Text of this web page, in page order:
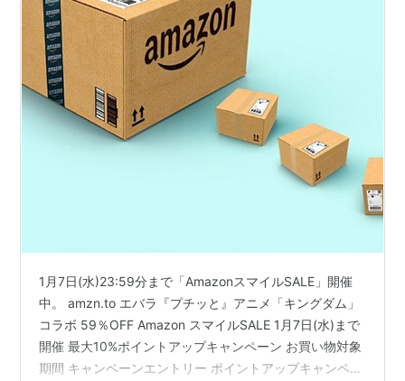
1月7日(水)23:59分まで「AmazonスマイルSALE」開催
中。 amzn.to エバラ『プチッと』アニメ「キングダム」
コラボ 59％OFF Amazon スマイルSALE 1月7日(水)まで
開催 最大10%ポイントアップキャンペーン お買い物対象
期間 キャンペーンエントリー ポイントアップキャンペー